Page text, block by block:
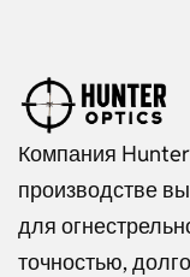
Компания
производстве
для
точностью,